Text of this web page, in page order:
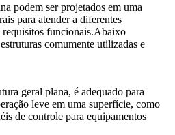
podem ser projetados em uma
para atender a diferentes
requisitos funcionais.Abaixo
comumente utilizadas e
geral plana, é adequado para
leve em uma superfície, como
de controle para equipamentos